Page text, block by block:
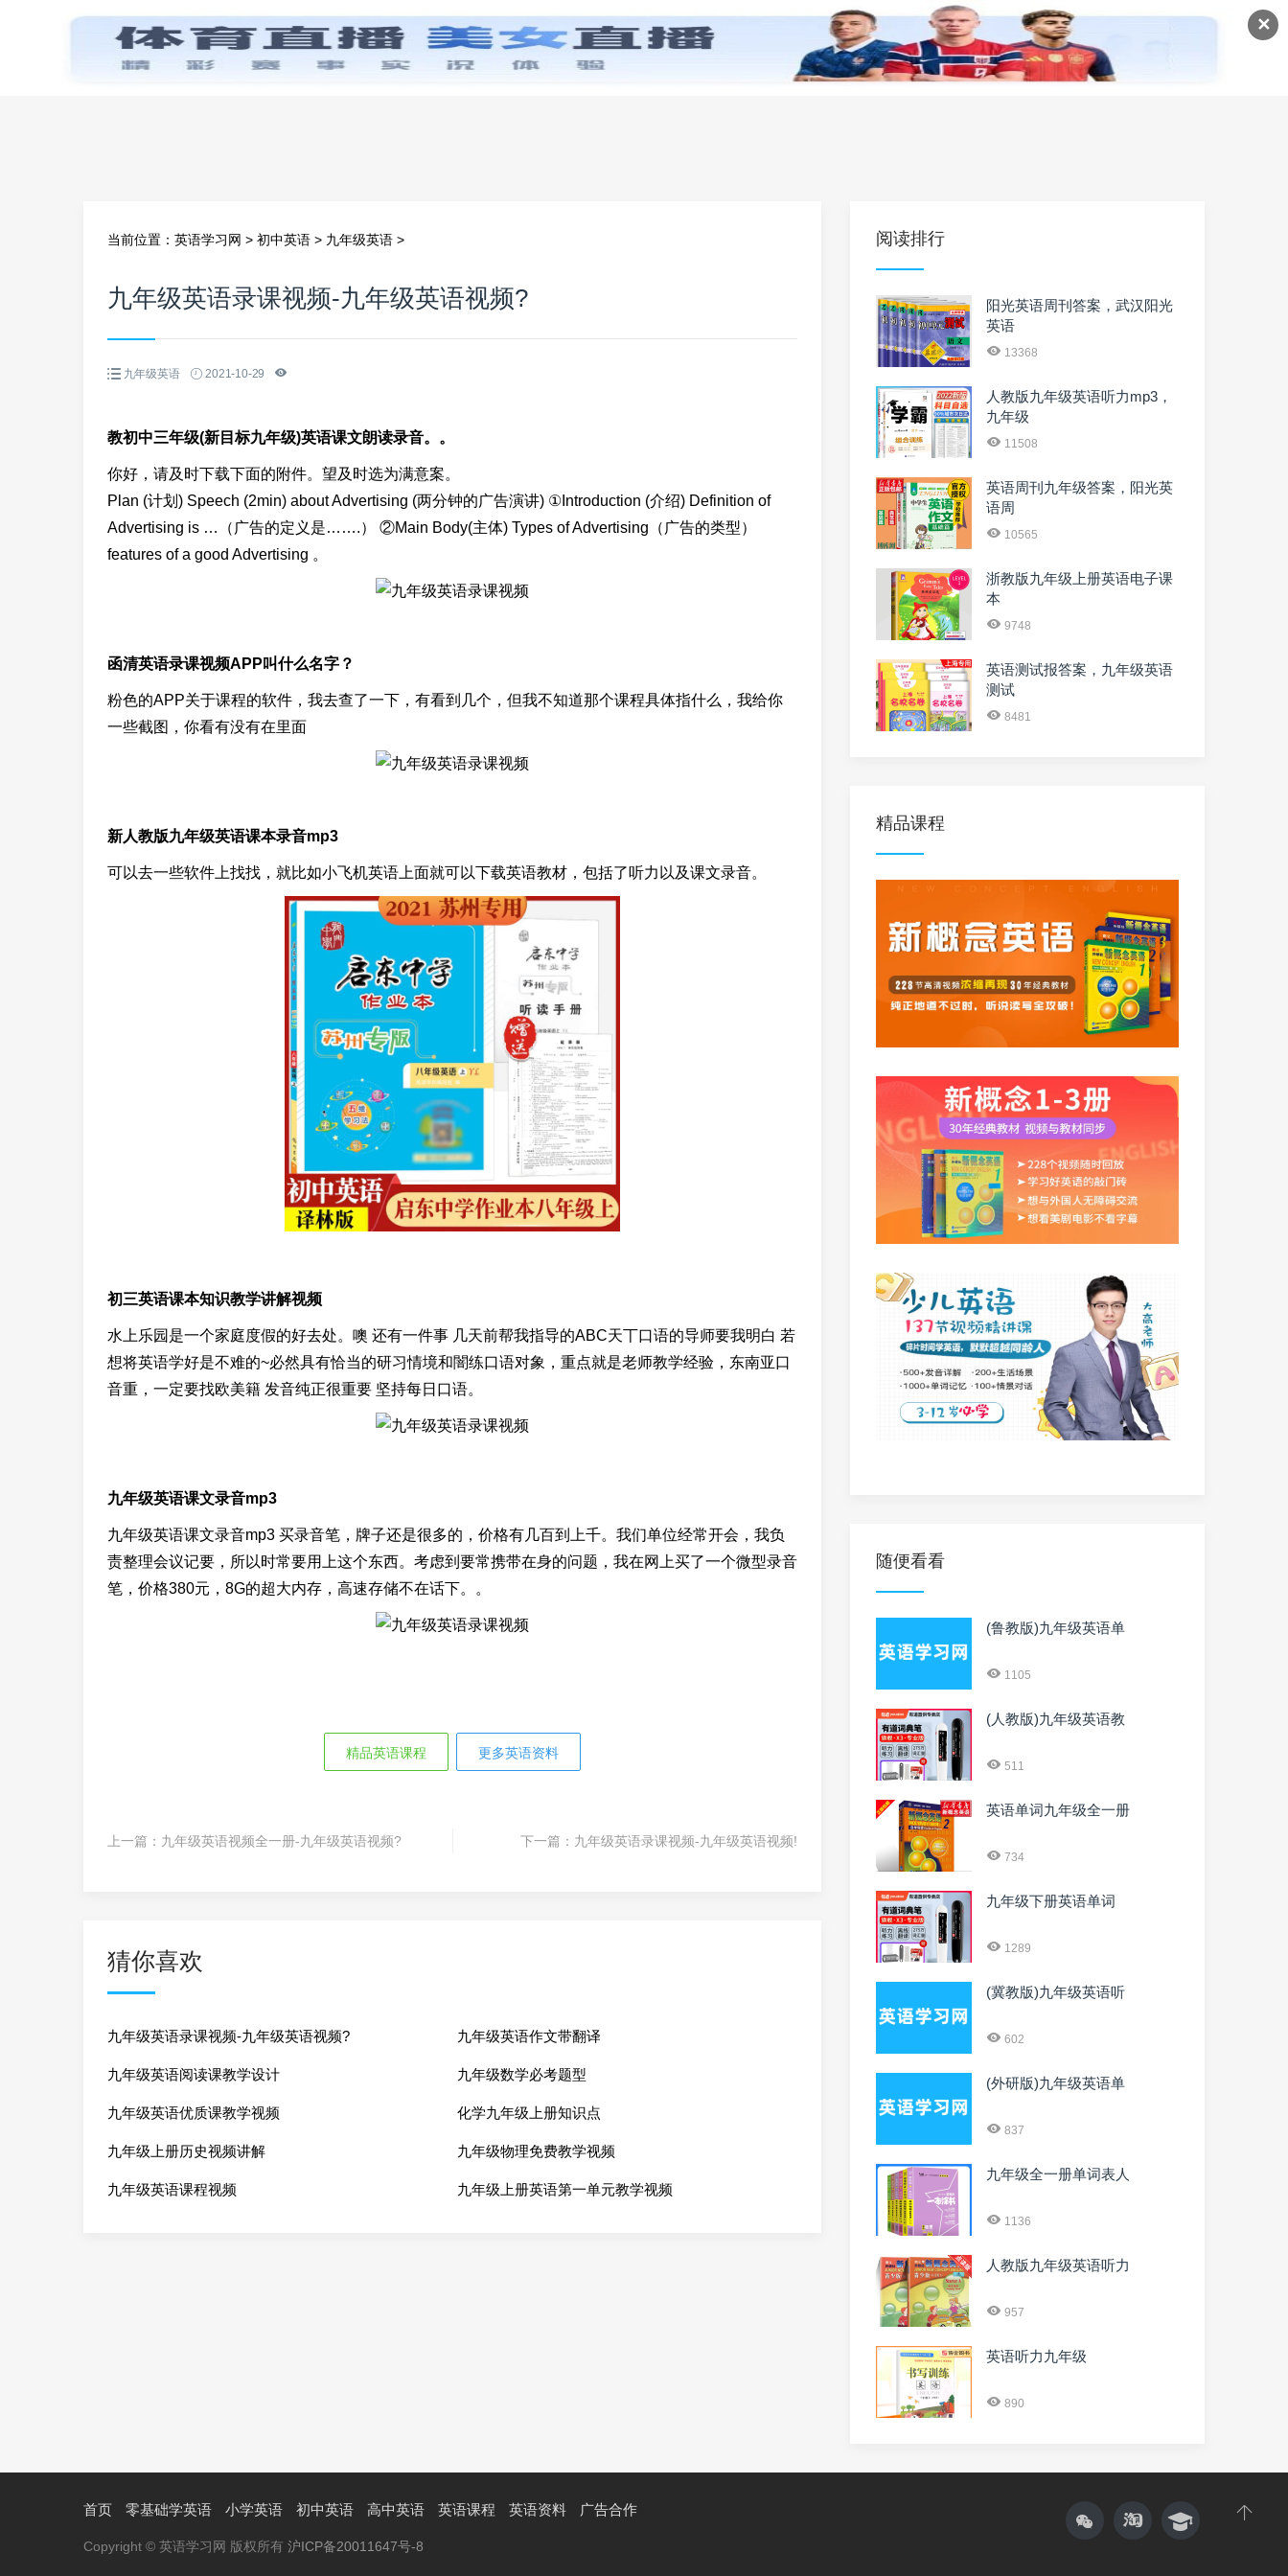
✕
首页 零基础学英语 小学英语 初中英语 高中英语 英语课程 英语资料
当前位置： 英语学习网 > 初中英语 > 九年级英语 >
九年级英语录课视频-九年级英语视频?
九年级英语 2021-10-29
教初中三年级(新目标九年级)英语课文朗读录音。。
你好，请及时下载下面的附件。望及时选为满意案。
Plan (计划) Speech (2min) about Advertising (两分钟的广告演讲) ①Introduction (介绍) Definition of
Advertising is …（广告的定义是…….） ②Main Body(主体) Types of Advertising（广告的类型）
features of a good Advertising 。
函清英语录课视频APP叫什么名字？
粉色的APP关于课程的软件，我去查了一下，有看到几个，但我不知道那个课程具体指什么，我给你
一些截图，你看有没有在里面
新人教版九年级英语课本录音mp3
可以去一些软件上找找，就比如小飞机英语上面就可以下载英语教材，包括了听力以及课文录音。
初三英语课本知识教学讲解视频
水上乐园是一个家庭度假的好去处。噢 还有一件事 几天前帮我指导的ABC天丅口语的导师要我明白 若
想将英语学好是不难的~必然具有恰当的研习情境和闇练口语对象，重点就是老师教学经验，东南亚口
音重，一定要找欧美籍 发音纯正很重要 坚持每日口语。
九年级英语课文录音mp3
九年级英语课文录音mp3 买录音笔，牌子还是很多的，价格有几百到上千。我们单位经常开会，我负
责整理会议记要，所以时常要用上这个东西。考虑到要常携带在身的问题，我在网上买了一个微型录音
笔，价格380元，8G的超大内存，高速存储不在话下。。
精品英语课程 更多英语资料
上一篇： 九年级英语视频全一册-九年级英语视频? 下一篇： 九年级英语录课视频-九年级英语视频!
猜你喜欢
九年级英语录课视频-九年级英语视频? 九年级英语作文带翻译
九年级英语阅读课教学设计 九年级数学必考题型
九年级英语优质课教学视频 化学九年级上册知识点
九年级上册历史视频讲解 九年级物理免费教学视频
九年级英语课程视频 九年级上册英语第一单元教学视频
阅读排行
阳光英语周刊答案，武汉阳光
英语
13368
人教版九年级英语听力mp3，
九年级
11508
英语周刊九年级答案，阳光英
语周
10565
浙教版九年级上册英语电子课
本
9748
英语测试报答案，九年级英语
测试
8481
精品课程
随便看看
(鲁教版)九年级英语单
1105
(人教版)九年级英语教
511
英语单词九年级全一册
734
九年级下册英语单词
1289
(冀教版)九年级英语听
602
(外研版)九年级英语单
837
九年级全一册单词表人
1136
人教版九年级英语听力
957
英语听力九年级
890
首页 零基础学英语 小学英语 初中英语 高中英语 英语课程 英语资料 广告合作
Copyright © 英语学习网 版权所有 沪ICP备20011647号-8